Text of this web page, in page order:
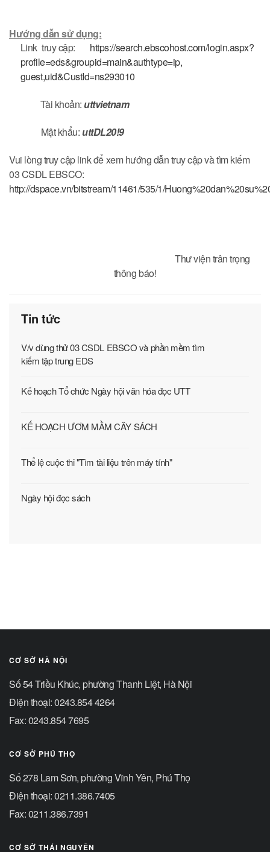
Hướng dẫn sử dụng:
Link truy cập: https://search.ebscohost.com/login.aspx?
profile=eds&groupid=main&authtype=ip,
guest,uid&CustId=ns293010
Tài khoản:uttvietnam
Mật khẩu:uttDL20!9
Vui lòng truy cập link để xem hướng dẫn truy cập và tìm kiếm
03 CSDL EBSCO:
http://dspace.vn/bitstream/11461/535/1/
Thư viện trân trọng
thông báo!
Tin tức
V/v dùng thử 03 CSDL EBSCO và phần mềm tìm
kiếm tập trung EDS
Kế hoạch Tổ chức Ngày hội văn hóa đọc UTT
KẾ HOẠCH ƯƠM MẦM CÂY SÁCH
Thể lệ cuộc thi "Tìm tài liệu trên máy tính"
Ngày hội đọc sách
CƠ SỞ HÀ NỘI
Số 54 Triều Khúc, phường Thanh Liệt, Hà Nội
Điện thoại: 0243.854 4264
Fax: 0243.854 7695
CƠ SỞ PHÚ THỌ
Số 278 Lam Sơn, phường Vĩnh Yên, Phú Thọ
Điện thoại: 0211.386.7405
Fax: 0211.386.7391
CƠ SỞ THÁI NGUYÊN